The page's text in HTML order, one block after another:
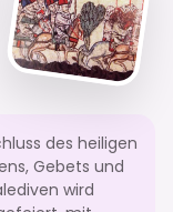
des heiligen
Gebets und
wird